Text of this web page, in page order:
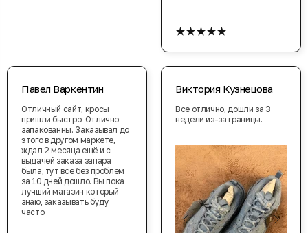
★★★★★
Павел Варкентин
Отличный сайт, кросы
пришли быстро. Отлично
запакованны. Заказывал до
этого в другом маркете,
ждал 2 месяца ещё и с
выдачей заказа запара
была, тут все без проблем
за 10 дней дошло. Вы пока
лучший магазин который
знаю, заказывать буду
часто.
Виктория Кузнецова
Все отлично, дошли за 3
недели из-за границы.